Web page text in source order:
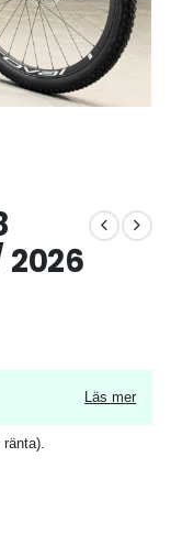
2026
Läs mer